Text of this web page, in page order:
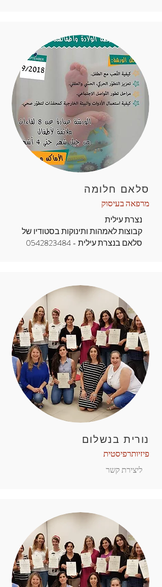
סלאם חלומה
מרפאה בעיסוק
נצרת עילית
קבוצות לאמהות ותינוקות בסטודיו של
סלאם בנצרת עילית -0542823484
נורית בנשלום
פיזיותרפיסטית
ליצירת קשר